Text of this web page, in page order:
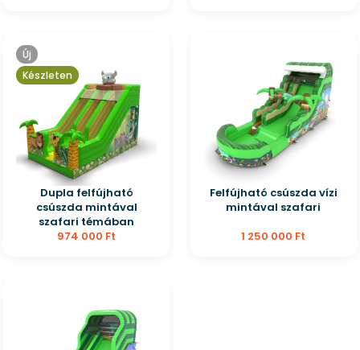
Új
Készleten
Dupla felfújható
csúszda mintával
szafari témában
974 000 Ft
Felfújható csúszda vízi
mintával szafari
1 250 000 Ft